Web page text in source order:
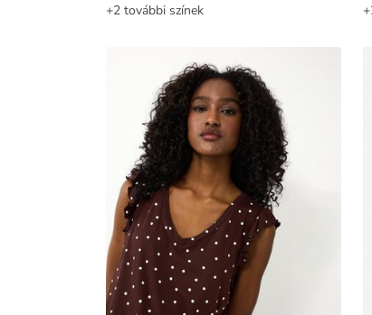
+2 további színek